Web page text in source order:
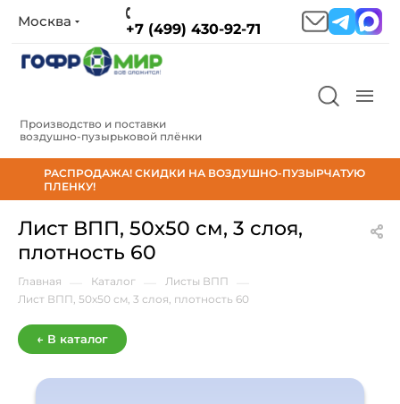
Москва +7 (499) 430-92-71
Производство и поставки
воздушно‑пузырьковой плёнки
РАСПРОДАЖА! СКИДКИ НА ВОЗДУШНО-ПУЗЫРЧАТУЮ
ПЛЕНКУ!
Лист ВПП, 50х50 см, 3 слоя,
плотность 60
Главная Каталог Листы ВПП
Лист ВПП, 50х50 см, 3 слоя, плотность 60
← В каталог